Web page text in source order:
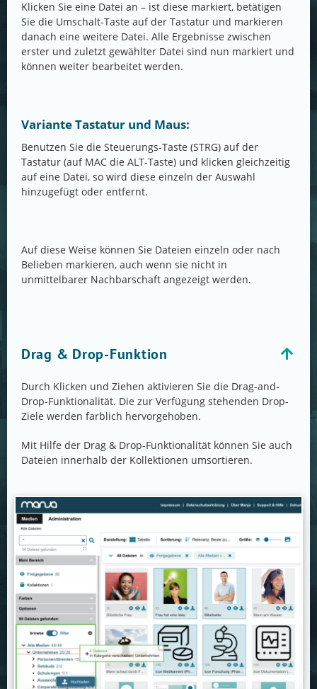
Klicken Sie eine Datei an – ist diese markiert, betätigen
Sie die Umschalt-Taste auf der Tastatur und markieren
danach eine weitere Datei. Alle Ergebnisse zwischen
erster und zuletzt gewählter Datei sind nun markiert und
können weiter bearbeitet werden.
Variante Tastatur und Maus:
Benutzen Sie die Steuerungs-Taste (STRG) auf der
Tastatur (auf MAC die ALT-Taste) und klicken gleichzeitig
auf eine Datei, so wird diese einzeln der Auswahl
hinzugefügt oder entfernt.
Auf diese Weise können Sie Dateien einzeln oder nach
Belieben markieren, auch wenn sie nicht in
unmittelbarer Nachbarschaft angezeigt werden.
Drag & Drop-Funktion
Durch Klicken und Ziehen aktivieren Sie die Drag-and-
Drop-Funktionalität. Die zur Verfügung stehenden Drop-
Ziele werden farblich hervorgehoben.
Mit Hilfe der Drag & Drop-Funktionalität können Sie auch
Dateien innerhalb der Kollektionen umsortieren.